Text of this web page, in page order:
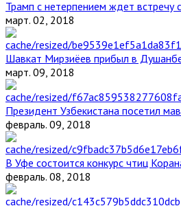
Трамп с нетерпением ждет встречу
март. 02, 2018
Шавкат Мирзиёев прибыл в
март. 09, 2018
Президент Узбекистана посетил
февраль. 09, 2018
В Уфе состоится конкурс чтиц
февраль. 08, 2018